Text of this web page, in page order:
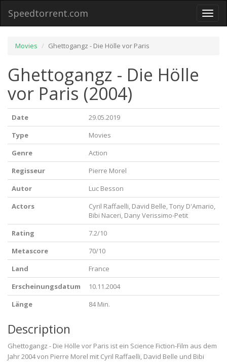
Toggle
Speedtorrent.com
Movies Ghettogangz - Die Hölle vor Paris
Ghettogangz - Die Hölle
vor Paris (2004)
Date
29.05.2019
Type
Movies
Genre
Action
Regisseur
Pierre Morel
Autor
Luc Besson
Actors
Cyril Raffaelli, David Belle, Tony D'Amario,
Bibi Naceri, Dany Verissimo-Petit
Rating
7.2/10
Metascore
70/10
Land
France
Erscheinungsdatum
10.11.2004
Länge
84 Min.
Description
Ghettogangz - Die Hölle vor Paris ist ein Science Fiction-Film aus dem
Jahr 2004 von Pierre Morel mit Cyril Raffaelli, David Belle und Bibi